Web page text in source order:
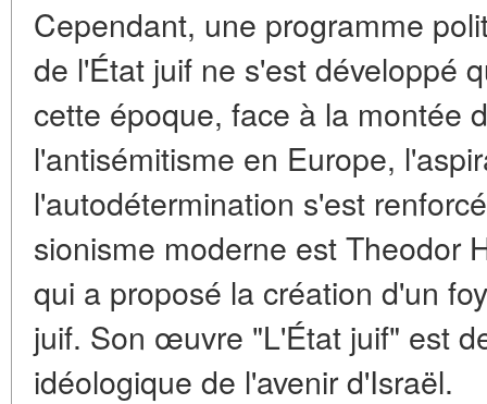
Cependant, une programme
de l'État juif ne s'est développé
cette époque, face à la montée
l'antisémitisme en Europe,
l'autodétermination s'est
sionisme moderne est Theodor
qui a proposé la création d'un
juif. Son œuvre "L'État juif" est
idéologique de l'avenir d'Israël.